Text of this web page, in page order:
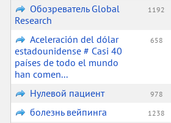
Обозреватель Global
Research
1192
Aceleración del dólar
estadounidense # Casi 40
países de todo el mundo
han comen...
658
Нулевой пациент 978
болезнь вейпинга 1238